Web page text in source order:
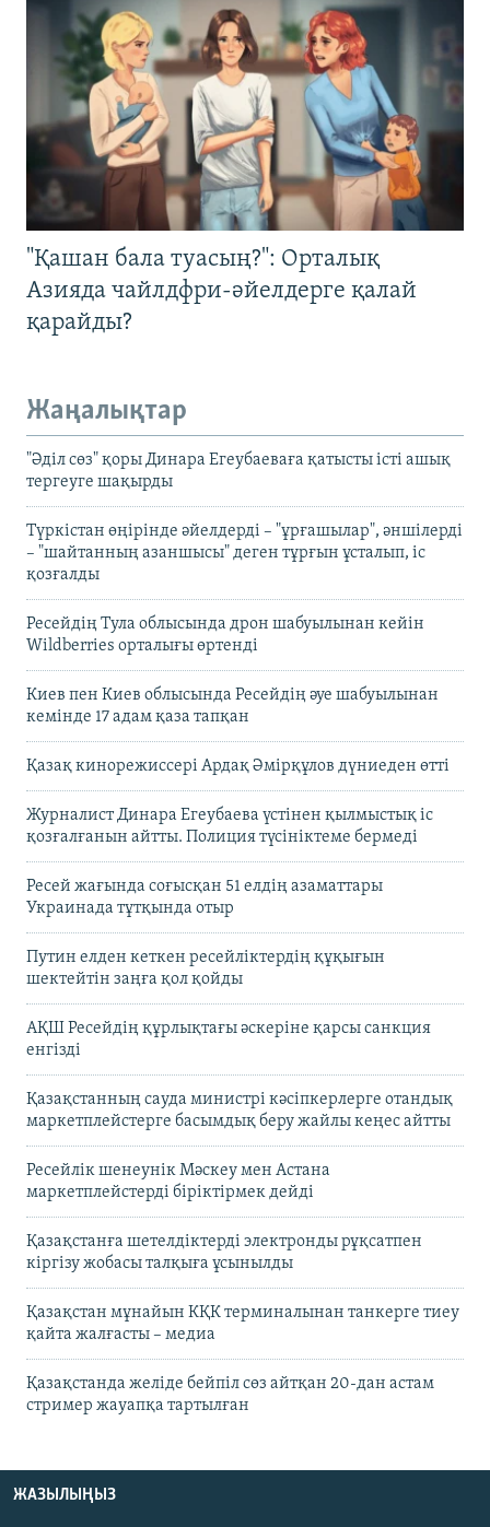
"Қашан бала туасың?": Орталық
Азияда чайлдфри-әйелдерге қалай
қарайды?
Жаңалықтар
"Әділ сөз" қоры Динара Егеубаеваға қатысты істі ашық
тергеуге шақырды
Түркістан өңірінде әйелдерді – "ұрғашылар", әншілерді
– "шайтанның азаншысы" деген тұрғын ұсталып, іс
қозғалды
Ресейдің Тула облысында дрон шабуылынан кейін
Wildberries орталығы өртенді
Киев пен Киев облысында Ресейдің әуе шабуылынан
кемінде 17 адам қаза тапқан
Қазақ кинорежиссері Ардақ Әмірқұлов дүниеден өтті
Журналист Динара Егеубаева үстінен қылмыстық іс
қозғалғанын айтты. Полиция түсініктеме бермеді
Ресей жағында соғысқан 51 елдің азаматтары
Украинада тұтқында отыр
Путин елден кеткен ресейліктердің құқығын
шектейтін заңға қол қойды
АҚШ Ресейдің құрлықтағы әскеріне қарсы санкция
енгізді
Қазақстанның сауда министрі кәсіпкерлерге отандық
маркетплейстерге басымдық беру жайлы кеңес айтты
Ресейлік шенеунік Мәскеу мен Астана
маркетплейстерді біріктірмек дейді
Қазақстанға шетелдіктерді электронды рұқсатпен
кіргізу жобасы талқыға ұсынылды
Қазақстан мұнайын КҚК терминалынан танкерге тиеу
қайта жалғасты – медиа
Қазақстанда желіде бейпіл сөз айтқан 20-дан астам
стример жауапқа тартылған
ЖАЗЫЛЫҢЫЗ